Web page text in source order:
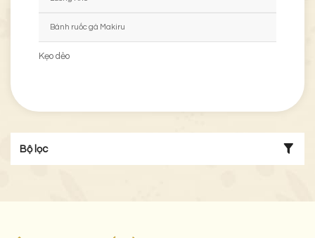
Bánh ruốc gà Makiru
Kẹo dẻo
Bộ lọc